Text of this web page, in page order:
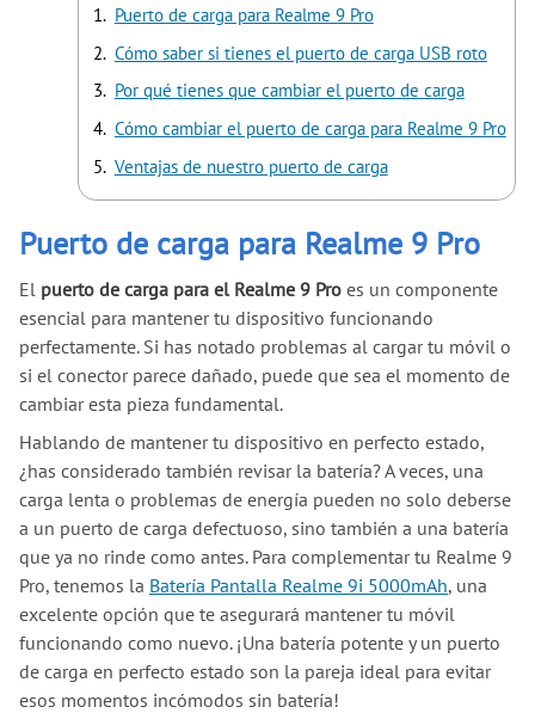
Puerto de carga para Realme 9 Pro
Cómo saber si tienes el puerto de carga USB roto
Por qué tienes que cambiar el puerto de carga
Cómo cambiar el puerto de carga para Realme 9 Pro
Ventajas de nuestro puerto de carga
Puerto de carga para Realme 9 Pro
El puerto de carga para el Realme 9 Pro es un componente
esencial para mantener tu dispositivo funcionando
perfectamente. Si has notado problemas al cargar tu móvil o
si el conector parece dañado, puede que sea el momento de
cambiar esta pieza fundamental.
Hablando de mantener tu dispositivo en perfecto estado,
¿has considerado también revisar la batería? A veces, una
carga lenta o problemas de energía pueden no solo deberse
a un puerto de carga defectuoso, sino también a una batería
que ya no rinde como antes. Para complementar tu Realme 9
Pro, tenemos la Batería Pantalla Realme 9i 5000mAh, una
excelente opción que te asegurará mantener tu móvil
funcionando como nuevo. ¡Una batería potente y un puerto
de carga en perfecto estado son la pareja ideal para evitar
esos momentos incómodos sin batería!